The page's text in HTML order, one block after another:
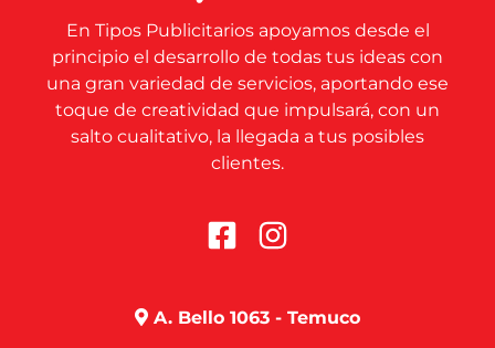
En Tipos Publicitarios apoyamos desde el
principio el desarrollo de todas tus ideas con
una gran variedad de servicios, aportando ese
toque de creatividad que impulsará, con un
salto cualitativo, la llegada a tus posibles
clientes.
A. Bello 1063 - Temuco